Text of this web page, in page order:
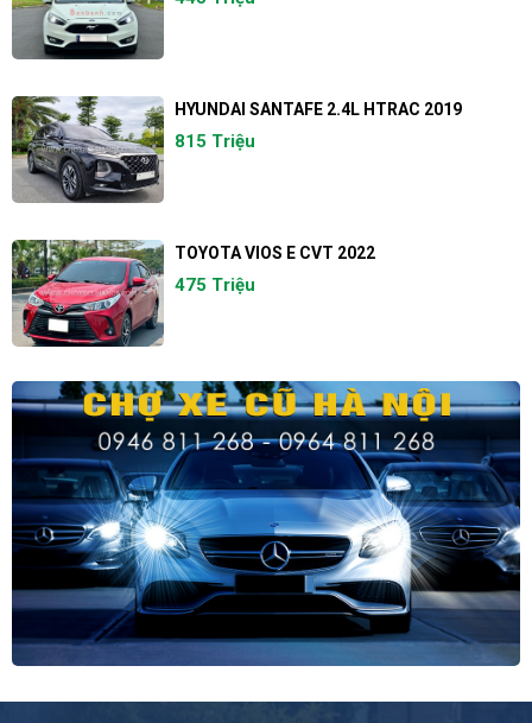
HYUNDAI SANTAFE 2.4L HTRAC 2019
815 Triệu
TOYOTA VIOS E CVT 2022
475 Triệu